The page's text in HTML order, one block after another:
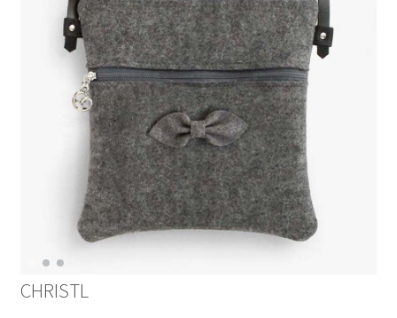
Taschen
Rucksäcke, Convertibles
Etuis, Börsen
Aufbewahrung
Reisebegleiter
Canvas Collection
CHRISTL